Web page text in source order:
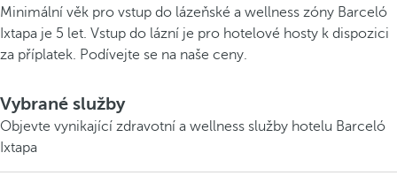
Minimální věk pro vstup do lázeňské a wellness zóny Barceló
Ixtapa je 5 let. Vstup do lázní je pro hotelové hosty k dispozici
za příplatek. Podívejte se na naše ceny.
Vybrané služby
Objevte vynikající zdravotní a wellness služby hotelu Barceló
Ixtapa